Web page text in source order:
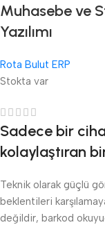
Muhasebe ve
Yazılımı
Rota Bulut ERP
Stokta var
Sadece bir
kolaylaştıran
Teknik olarak güçlü
beklentileri
değildir, barkod